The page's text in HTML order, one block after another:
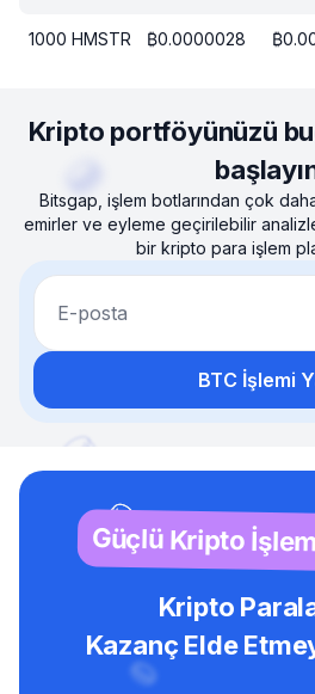
1000 HMSTR ₿0.0000028 ₿
Kripto portföyünüzü
Bitsgap, işlem botlarından çok daha
emirler ve eyleme geçirilebilir
bir kripto para işlem
E-posta
BTC İşlemi
Güçlü Kripto
Kripto
Kazanç Elde